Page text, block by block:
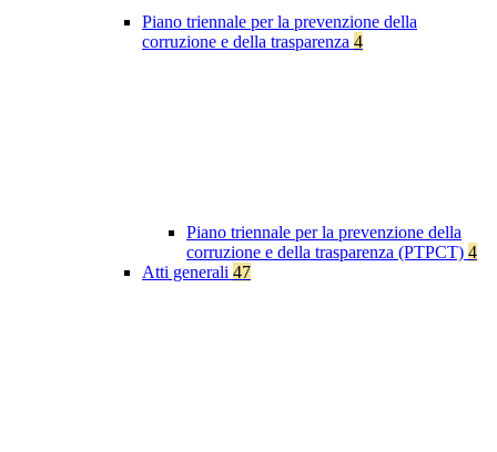
Piano triennale per la prevenzione della
corruzione e della trasparenza 4
Piano triennale per la prevenzione della
corruzione e della trasparenza (PTPCT) 4
Atti generali 47